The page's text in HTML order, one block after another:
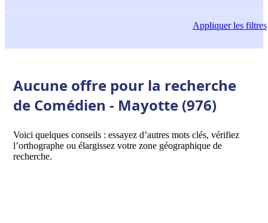
Appliquerles filtres
Aucune offre pour la recherche
de Comédien - Mayotte (976)
Voici quelques conseils : essayez d’autres mots clés, vérifiez
l’orthographe ou élargissez votre zone géographique de
recherche.